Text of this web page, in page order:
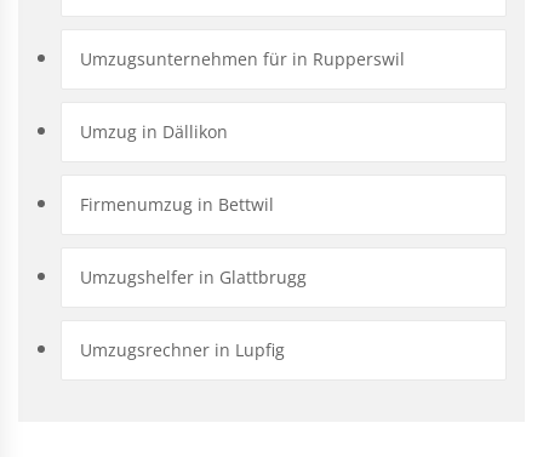
Umzugsunternehmen für in Rupperswil
Umzug in Dällikon
Firmenumzug in Bettwil
Umzugshelfer in Glattbrugg
Umzugsrechner in Lupfig